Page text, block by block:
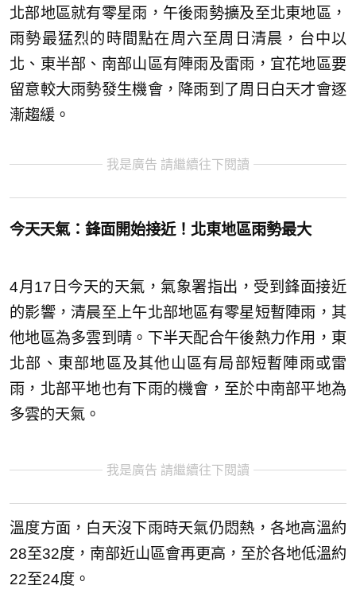
北部地區就有零星雨，午後雨勢擴及至北東地區，
雨勢最猛烈的時間點在周六至周日清晨，台中以
北、東半部、南部山區有陣雨及雷雨，宜花地區要
留意較大雨勢發生機會，降雨到了周日白天才會逐
漸趨緩。
我是廣告 請繼續往下閱讀
今天天氣：鋒面開始接近！北東地區雨勢最大
4月17日今天的天氣，氣象署指出，受到鋒面接近
的影響，清晨至上午北部地區有零星短暫陣雨，其
他地區為多雲到晴。下半天配合午後熱力作用，東
北部、東部地區及其他山區有局部短暫陣雨或雷
雨，北部平地也有下雨的機會，至於中南部平地為
多雲的天氣。
我是廣告 請繼續往下閱讀
溫度方面，白天沒下雨時天氣仍悶熱，各地高溫約
28至32度，南部近山區會再更高，至於各地低溫約
22至24度。